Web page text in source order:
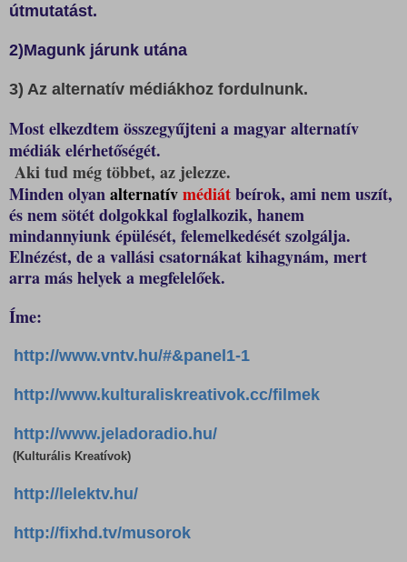
útmutatást.
2)Magunk járunk utána
3) Az alternatív médiákhoz fordulnunk.
Most elkezdtem összegyűjteni a magyar alternatív
médiák elérhetőségét.
Aki tud mégtöbbet, az jelezze.
Minden olyanalternatívmédiátbeírok, ami nem uszít,
és nem sötét dolgokkal foglalkozik, hanem
mindannyiunk épülését, felemelkedésétszolgálja.
Elnézést, de avallási csatornákat kihagynám, mert
arra más helyeka megfelelőek.
Íme:
http://www.vntv.hu/#&panel1-1
http://www.kulturaliskreativok.cc/filmek
http://www.jeladoradio.hu/
(Kulturális Kreatívok)
http://lelektv.hu/
http://fixhd.tv/musorok